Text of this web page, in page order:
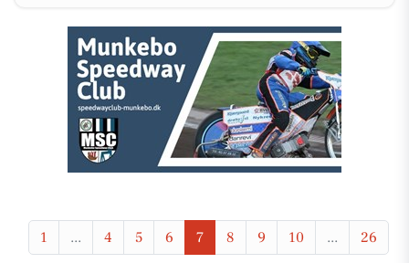
1 ... 4 5 6 7 8 9 10 ... 26